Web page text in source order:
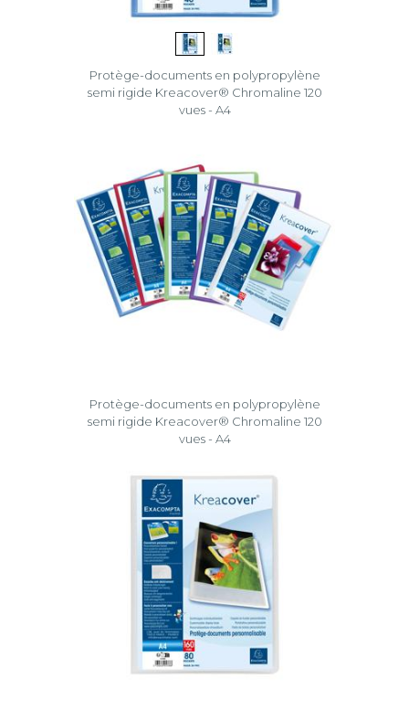
Protège-documents en polypropylène
semi rigide Kreacover® Chromaline 120
vues - A4
Protège-documents en polypropylène
semi rigide Kreacover® Chromaline 120
vues - A4